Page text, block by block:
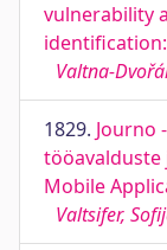
vulnerability
Valtna-
1829. Journo
tööavalduste
Mobile
Valtsifer,